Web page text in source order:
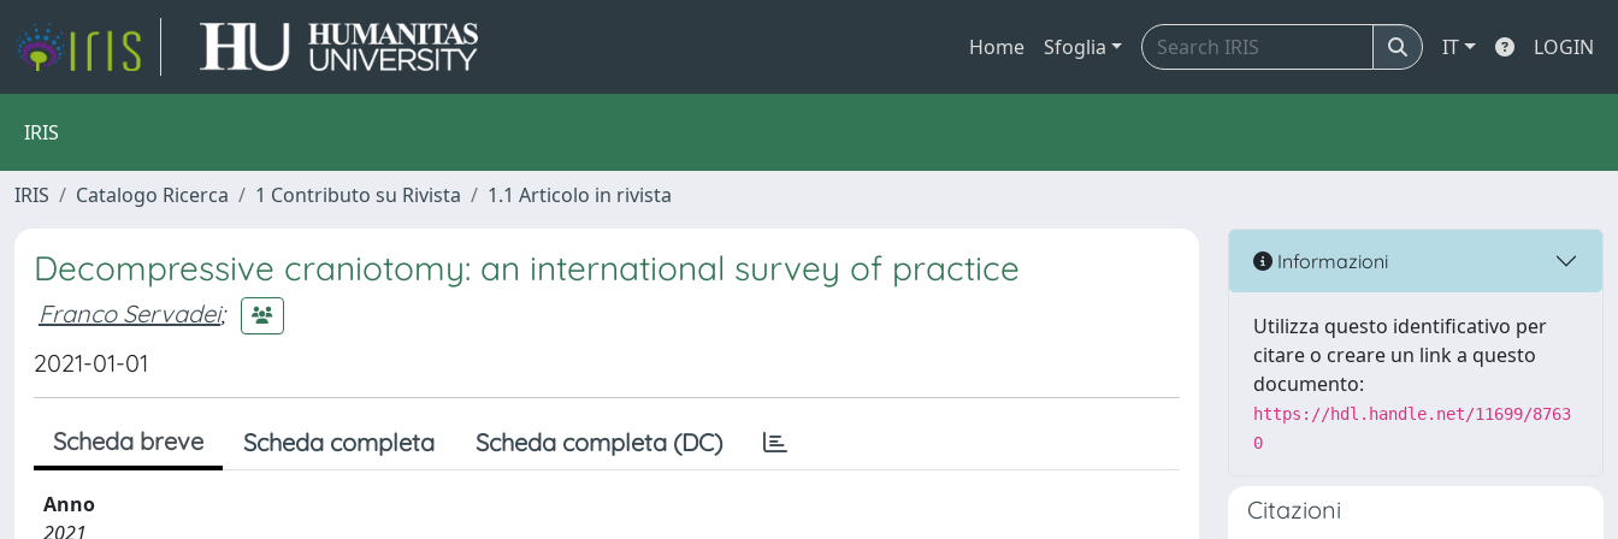
Home Sfoglia IT LOGIN
IRIS
IRIS Catalogo Ricerca 1 Contributo su Rivista 1.1 Articolo in rivista
Decompressive craniotomy: an international survey of practice
Franco Servadei;
2021-01-01
Scheda breve Scheda completa Scheda completa (DC)
Anno
2021
Informazioni
Utilizza questo identificativo per
citare o creare un link a questo
documento:
https://hdl.handle.net/11699/8763
0
Citazioni